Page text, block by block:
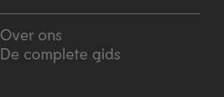
Over ons
De complete gids